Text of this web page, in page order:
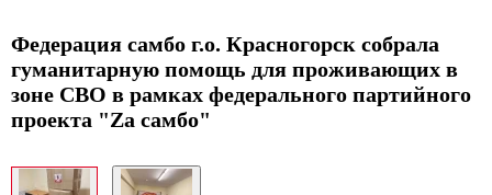
Федерация самбо г.о. Красногорск собрала
гуманитарную помощь для проживающих в
зоне СВО в рамках федерального партийного
проекта "Za самбо"